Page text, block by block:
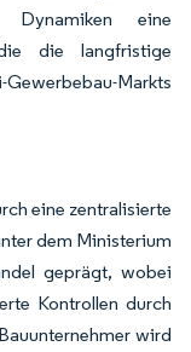
Dynamiken eine
die langfristige
Markts
eine zentralisierte
dem Ministerium
geprägt, wobei
Kontrollen durch
wird